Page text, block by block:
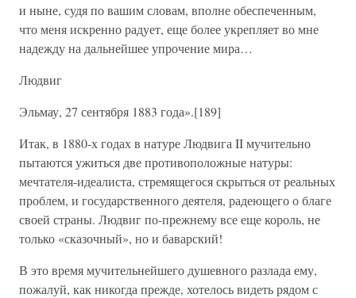
и ныне, судя по вашим словам, вполне обеспеченным,
что меня искренно радует, еще более укрепляет во мне
надежду на дальнейшее упрочение мира…
Людвиг
Эльмау, 27 сентября 1883 года».[189]
Итак, в 1880-х годах в натуре Людвига II мучительно
пытаются ужиться две противоположные натуры:
мечтателя-идеалиста, стремящегося скрыться от реальных
проблем, и государственного деятеля, радеющего о благе
своей страны. Людвиг по-прежнему все еще король, не
только «сказочный», но и баварский!
В это время мучительнейшего душевного разлада ему,
пожалуй, как никогда прежде, хотелось видеть рядом с